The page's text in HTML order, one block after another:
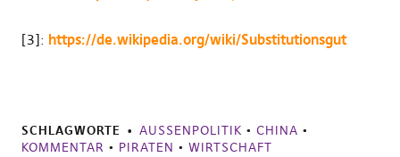
[3]: https://de.wikipedia.org/wiki/Substitutionsgut
SCHLAGWORTE AUSSENPOLITIK • CHINA •
KOMMENTAR • PIRATEN • WIRTSCHAFT